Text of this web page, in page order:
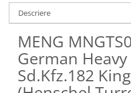
Vopsea acrilica Tamiya
Markere Vopsea Tamiya
Vallejo
Seturi de vopsele Vallejo
Descriere
MENG
German
Sd.Kfz.182